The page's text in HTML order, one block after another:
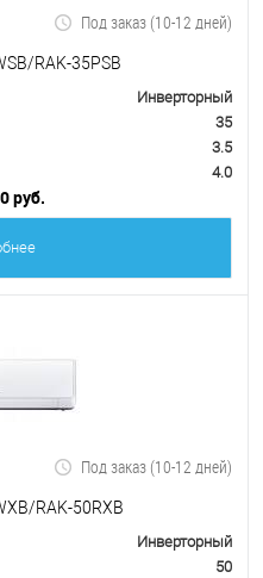
Под заказ (10-12 дней)
RAK-35PSB
Инверторный
35
3.5
4.0
руб.
Под заказ (10-12 дней)
RAK-50RXB
Инверторный
50